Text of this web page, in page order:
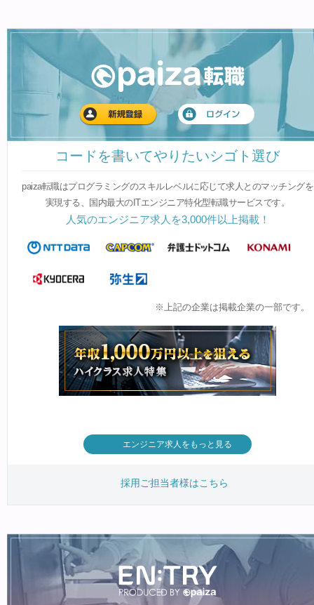
コードを書いてやりたいシゴト選び
paiza転職はプログラミングのスキルレベルに応じて求人とのマッチングを
実現する、国内最大のITエンジニア特化型転職サービスです。
人気のエンジニア求人を3,000件以上掲載！
※上記の企業は掲載企業の一部です。
エンジニア求人をもっと見る
採用ご担当者様はこちら